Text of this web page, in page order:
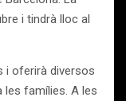
i tindrà lloc al
i oferirà diversos
les famílies. A les